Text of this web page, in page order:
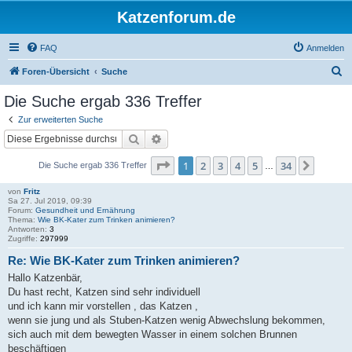
Katzenforum.de
FAQ Anmelden
Foren-Übersicht Suche
Die Suche ergab 336 Treffer
Zur erweiterten Suche
Suche
Die Suche ergab 336 Treffer Seite 1von 34
1 2 3 4 5 34
von Fritz
Sa 27. Jul 2019, 09:39
Forum: Gesundheit und Ernährung
Thema: Wie BK-Kater zum Trinken animieren?
Antworten: 3
Zugriffe: 297999
Re: Wie BK-Kater zum Trinken animieren?
Hallo Katzenbär,
Du hast recht, Katzen sind sehr individuell
und ich kann mir vorstellen , das Katzen ,
wenn sie jung und als Stuben-Katzen wenig Abwechslung bekommen,
sich auch mit dem bewegten Wasser in einem solchen Brunnen
beschäftigen